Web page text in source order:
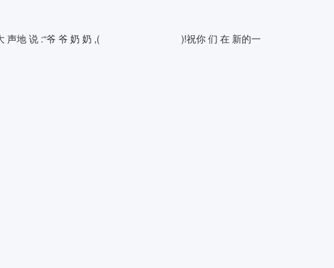
地 说 :“爷 爷 奶 奶 ,( )!祝你 们 在 新的一